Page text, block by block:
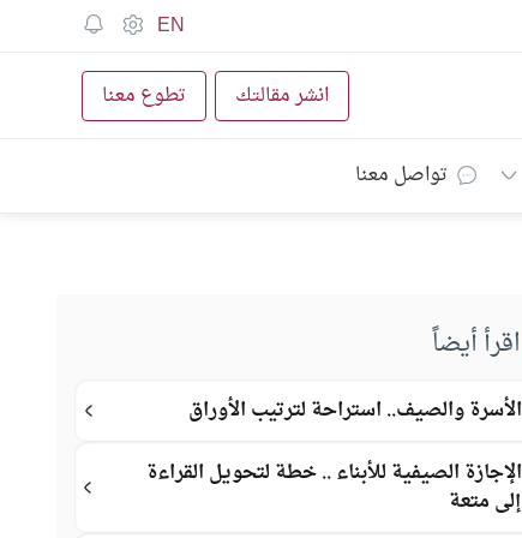
EN
انشر مقالتك تطوع معنا
تواصل معنا
اقرأ أيضاً
الأسرة والصيف.. استراحة لترتيب الأوراق
الإجازة الصيفية للأبناء .. خطة لتحويل القراءة
إلى متعة